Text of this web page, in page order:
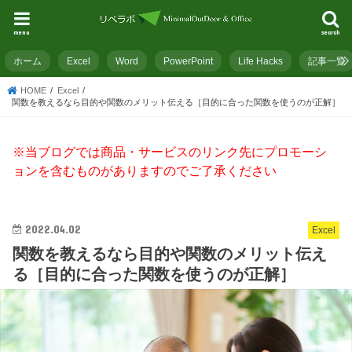
search
menu
ホーム Excel Word PowerPoint Life Hacks 記事一覧
HOME
Excel
関数を教えるなら目的や関数のメリット伝える［目的に合った関数を使うのが正解］
※当ブログでは商品・サービスのリンク先にプロモーシ
ョンを含むものがありますのでご了承ください
Excel
2022.04.02
関数を教えるなら目的や関数のメリット伝え
る［目的に合った関数を使うのが正解］